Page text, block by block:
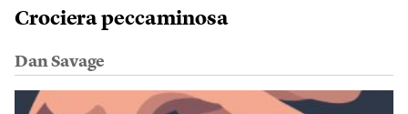
Crociera peccaminosa
Dan Savage